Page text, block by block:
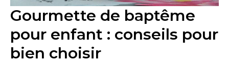
Gourmette de baptême
pour enfant : conseils pour
bien choisir